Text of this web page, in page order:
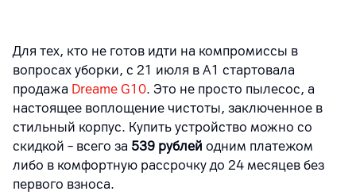
Для тех, кто не готов идти на компромиссы в
вопросах уборки, с 21 июля в А1 стартовала
продажа Dreame G10. Это не просто пылесос, а
настоящее воплощение чистоты, заключенное в
стильный корпус. Купить устройство можно со
скидкой – всего за 539 рублей одним платежом
либо в комфортную рассрочку до 24 месяцев без
первого взноса.